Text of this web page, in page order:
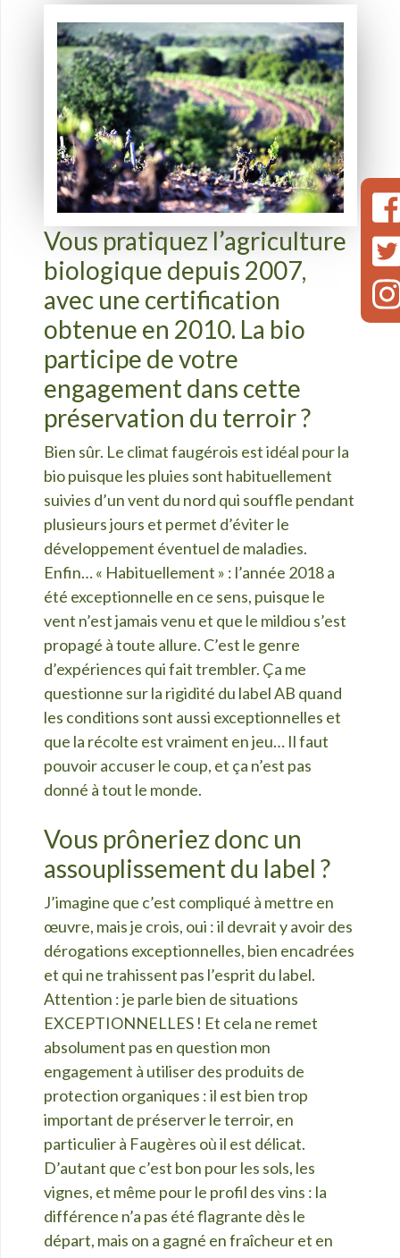
Vous pratiquez l’agriculture
biologique depuis 2007,
avec une certification
obtenue en 2010. La bio
participe de votre
engagement dans cette
préservation du terroir ?
Bien sûr. Le climat faugérois est idéal pour la
bio puisque les pluies sont habituellement
suivies d’un vent du nord qui souffle pendant
plusieurs jours et permet d’éviter le
développement éventuel de maladies.
Enfin… « Habituellement » : l’année 2018 a
été exceptionnelle en ce sens, puisque le
vent n’est jamais venu et que le mildiou s’est
propagé à toute allure. C’est le genre
d’expériences qui fait trembler. Ça me
questionne sur la rigidité du label AB quand
les conditions sont aussi exceptionnelles et
que la récolte est vraiment en jeu… Il faut
pouvoir accuser le coup, et ça n’est pas
donné à tout le monde.
Vous prôneriez donc un
assouplissement du label ?
J’imagine que c’est compliqué à mettre en
œuvre, mais je crois, oui : il devrait y avoir des
dérogations exceptionnelles, bien encadrées
et qui ne trahissent pas l’esprit du label.
Attention : je parle bien de situations
EXCEPTIONNELLES ! Et cela ne remet
absolument pas en question mon
engagement à utiliser des produits de
protection organiques : il est bien trop
important de préserver le terroir, en
particulier à Faugères où il est délicat.
D’autant que c’est bon pour les sols, les
vignes, et même pour le profil des vins : la
différence n’a pas été flagrante dès le
départ, mais on a gagné en fraîcheur et en